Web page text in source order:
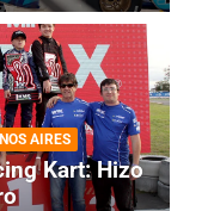
AIRES
Kart: Hizo